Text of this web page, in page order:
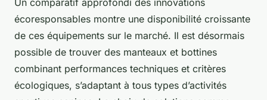
Un comparatif approfondi des innovations
écoresponsables montre une disponibilité croissante
de ces équipements sur le marché. Il est désormais
possible de trouver des manteaux et bottines
combinant performances techniques et critères
écologiques, s’adaptant à tous types d’activités